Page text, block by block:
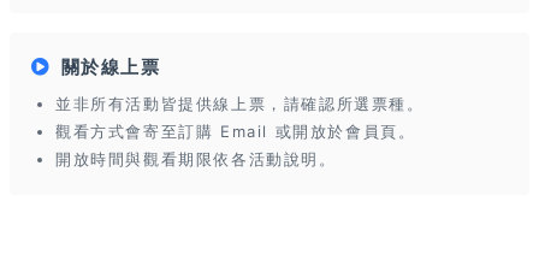
關於線上票
並非所有活動皆提供線上票，請確認所選票種。
觀看方式會寄至訂購 Email 或開放於會員頁。
開放時間與觀看期限依各活動說明。